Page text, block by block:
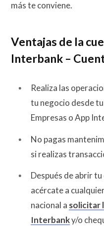
más te conviene.
Ventajas de la
Interbank –
Realiza las
tu negocio desde
Empresas o App
No pagas
si realizas
Después de abrir
acércate a
nacional a solicitar
Interbanky/o